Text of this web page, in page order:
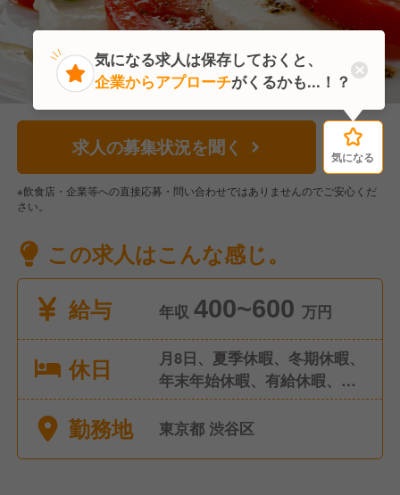
求人の募集状況を聞く 気になる
※飲食店・企業等への直接応募・問い合わせではありませんのでご安心くだ
さい。
この求人はこんな感じ。
給与
年収 400~600 万円
休日
月8日、夏季休暇、冬期休暇、
年末年始休暇、有給休暇、慶
弔休暇
勤務地 東京都 渋谷区
気になる
気になる求人は保存しておくと、
企業からアプローチがくるかも...！？